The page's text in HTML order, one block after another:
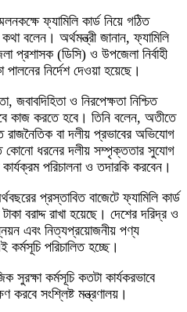
ফ্যামিলি কার্ড নিয়ে গঠিত
বলেন। অর্থমন্ত্রী জানান, ফ্যামিলি
প্রশাসক (ডিসি) ও উপজেলা নির্বাহী
নির্দেশ দেওয়া হয়েছে।
জবাবদিহিতা ও নিরপেক্ষতা নিশ্চিত
কাজ করতে হবে। তিনি বলেন, অতীতে
রাজনৈতিক বা দলীয় প্রভাবের অভিযোগ
কোনো ধরনের দলীয় সম্পৃক্ততার সুযোগ
পরিচালনা ও তদারকি করবেন।
প্রস্তাবিত বাজেটে ফ্যামিলি কার্ড
বরাদ্দ রাখা হয়েছে। দেশের দরিদ্র ও
এবং নিত্যপ্রয়োজনীয় পণ্য
কর্মসূচি পরিচালিত হচ্ছে।
সুরক্ষা কর্মসূচি কতটা কার্যকরভাবে
করবে সংশ্লিষ্ট মন্ত্রণালয়।